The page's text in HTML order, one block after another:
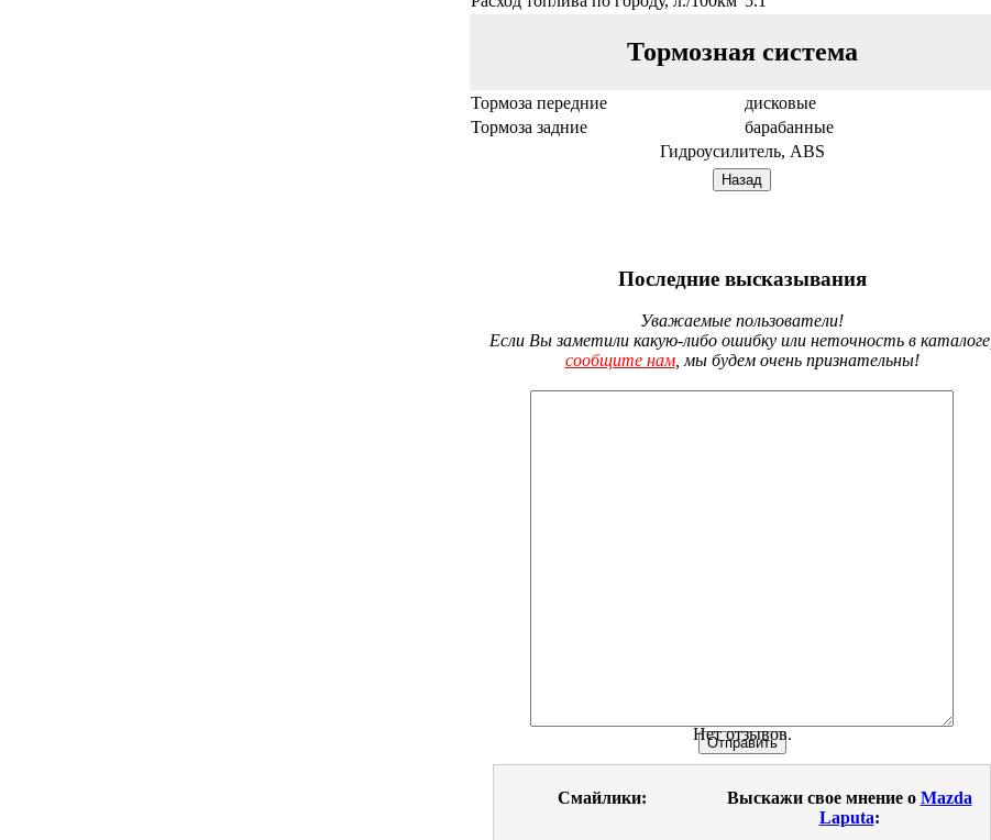
Тормозная система
Тормоза передние
дисковые
Тормоза задние
барабанные
Гидроусилитель, ABS
Последние высказывания
Уважаемые пользователи!
Если Вы заметили какую-либо ошибку или неточность в каталоге,
сообщите нам, мы будем очень признательны!
Нет отзывов.
Смайлики: Выскажи свое мнение о Mazda
Laputa: